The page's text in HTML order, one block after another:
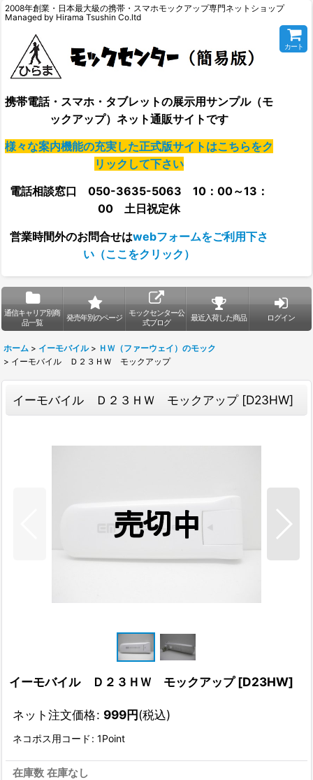
2008年創業・日本最大級の携帯・スマホモックアップ専門ネットショップ
Managed by Hirama Tsushin Co.ltd
携帯電話・スマホ・タブレットの展示用サンプル（モ
ックアップ）ネット通販サイトです
様々な案内機能の充実した正式版サイトはこちらをク
リックして下さい
電話相談窓口 050-3635-5063 10：00～13：
00 土日祝定休
営業時間外のお問合せはwebフォームをご利用下さ
い（ここをクリック）
カート
通信キャリア別商
品一覧
発売年別のページ
モックセンター公
式ブログ
最近入荷した商品 ログイン
ホーム > イーモバイル > ＨＷ（ファーウェイ）のモック
> イーモバイル Ｄ２３ＨＷ モックアップ
イーモバイル Ｄ２３ＨＷ モックアップ [D23HW]
イーモバイル Ｄ２３ＨＷ モックアップ [D23HW]
ネット注文価格: 999円(税込)
ネコポス用コード : 1Point
在庫数 在庫なし